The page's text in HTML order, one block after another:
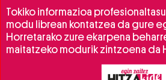
Tokiko informazioa
modu librean kontatzea da gure
Horretarako zure ekarpena
maitatzeko modurik zintzoena da